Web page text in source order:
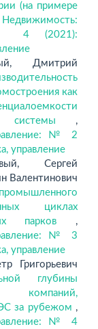
(на примере
Недвижимость:
№ 4 (2021):
Дмитрий
как
системы ,
№ 2
управление
Сергей
Валентинович
циклах
парков ,
№ 3
управление
Григорьевич
глубины
компаний,
за рубежом ,
№ 4